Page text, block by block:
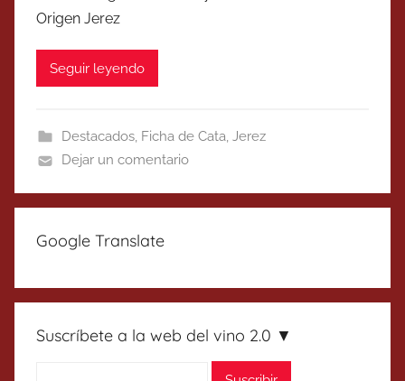
Origen Jerez
Seguir leyendo
Destacados, Ficha de Cata, Jerez
Dejar un comentario
Google Translate
Suscríbete a la web del vino 2.0 ▼